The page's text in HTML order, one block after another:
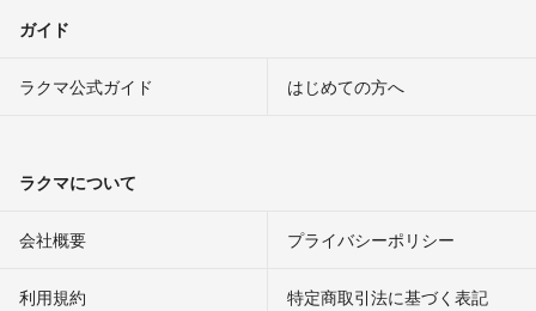
ガイド
ラクマ公式ガイド はじめての方へ
ラクマについて
会社概要 プライバシーポリシー
利用規約 特定商取引法に基づく表記